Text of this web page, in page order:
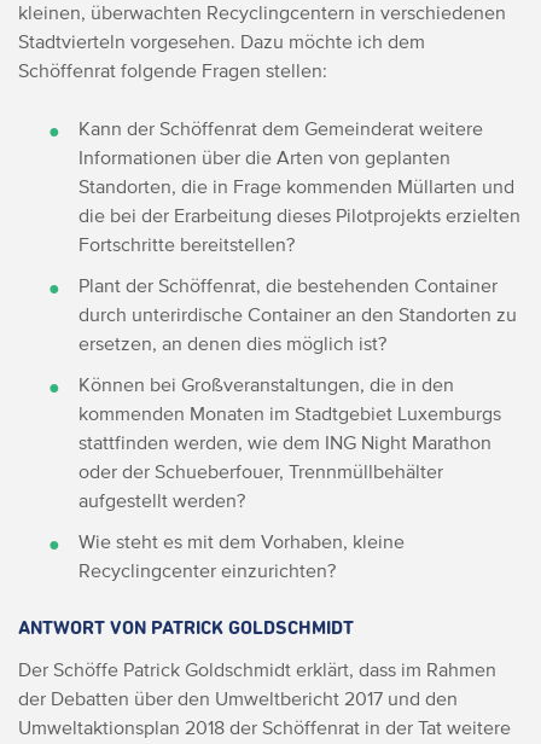
kleinen, überwachten Recyclingcentern in verschiedenen
Stadtvierteln vorgesehen. Dazu möchte ich dem
Schöffenrat folgende Fragen stellen:
Kann der Schöffenrat dem Gemeinderat weitere
Informationen über die Arten von geplanten
Standorten, die in Frage kommenden Müllarten und
die bei der Erarbeitung dieses Pilotprojekts erzielten
Fortschritte bereitstellen?
Plant der Schöffenrat, die bestehenden Container
durch unterirdische Container an den Standorten zu
ersetzen, an denen dies möglich ist?
Können bei Großveranstaltungen, die in den
kommenden Monaten im Stadtgebiet Luxemburgs
stattfinden werden, wie dem ING Night Marathon
oder der Schueberfouer, Trennmüllbehälter
aufgestellt werden?
Wie steht es mit dem Vorhaben, kleine
Recyclingcenter einzurichten?
ANTWORT VON PATRICK GOLDSCHMIDT
Der Schöffe Patrick Goldschmidt erklärt, dass im Rahmen
der Debatten über den Umweltbericht 2017 und den
Umweltaktionsplan 2018 der Schöffenrat in der Tat weitere